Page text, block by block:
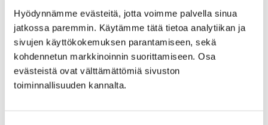
Hyödynnämme evästeitä, jotta voimme palvella sinua
jatkossa paremmin. Käytämme tätä tietoa analytiikan ja
sivujen käyttökokemuksen parantamiseen, sekä
kohdennetun markkinoinnin suorittamiseen. Osa
evästeistä ovat välttämättömiä sivuston
toiminnallisuuden kannalta.
Why Pori